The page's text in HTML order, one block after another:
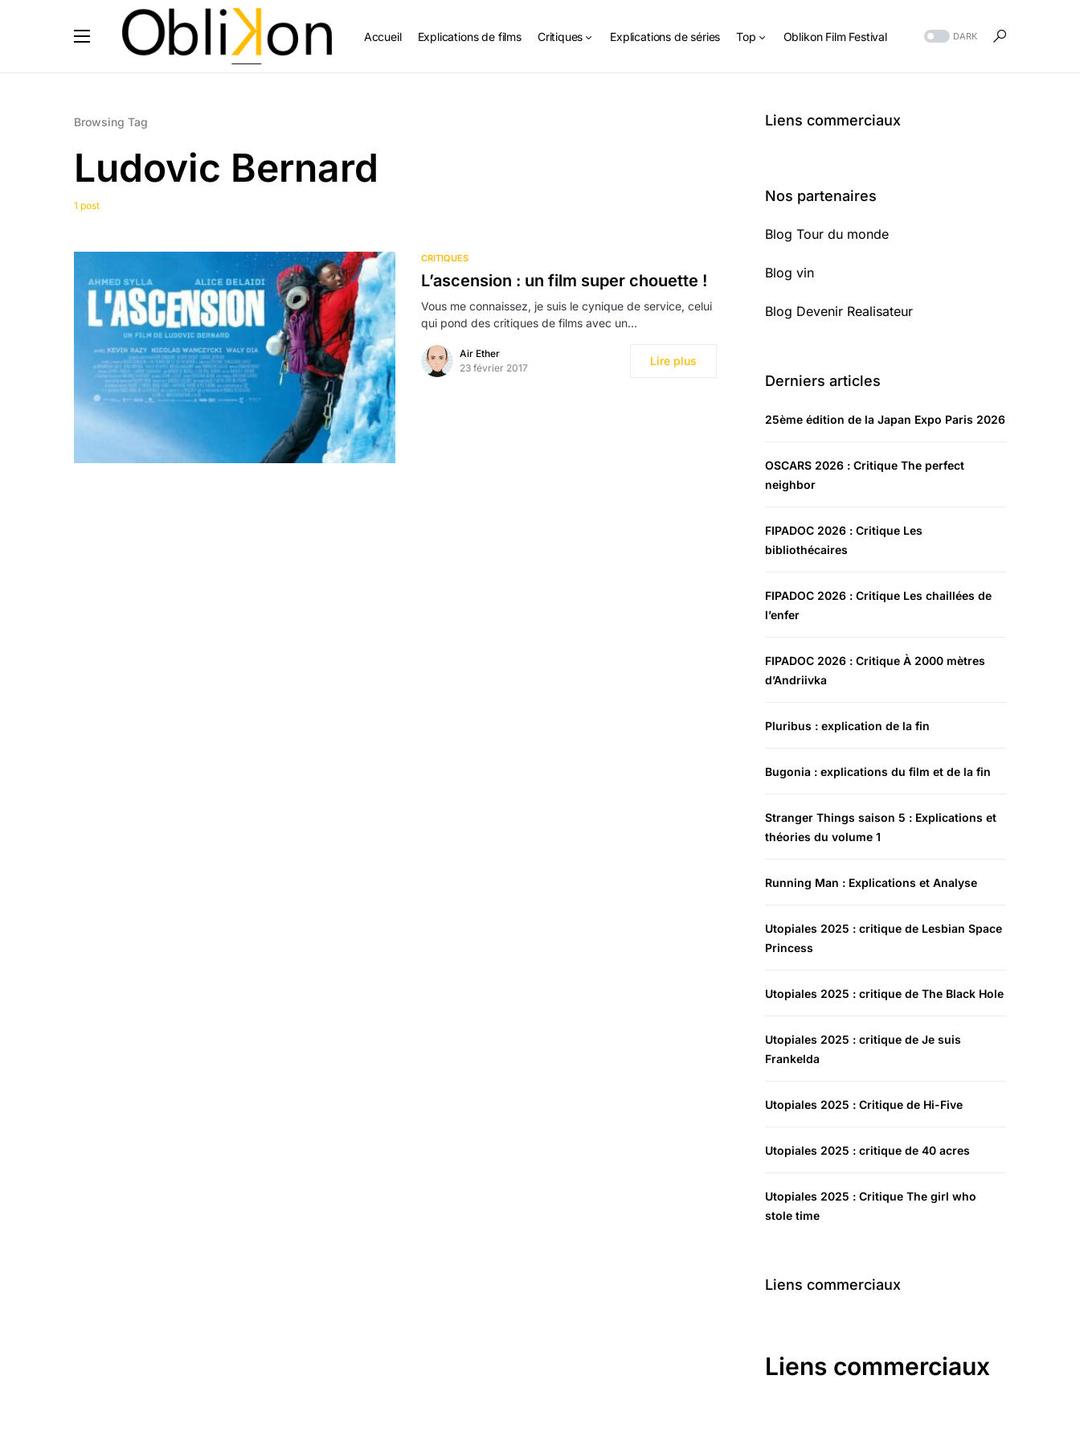
Accueil Explications de films Critiques Explications de séries Top Oblikon Film Festival DARK
Browsing Tag
Ludovic Bernard
1 post
CRITIQUES
L’ascension : un film super chouette !
Vous me connaissez, je suis le cynique de service, celui
qui pond des critiques de films avec un…
Air Ether
23 février 2017
Lire plus
Liens commerciaux
Nos partenaires
Blog Tour du monde
Blog vin
Blog Devenir Realisateur
Derniers articles
25ème édition de la Japan Expo Paris 2026
OSCARS 2026 : Critique The perfect
neighbor
FIPADOC 2026 : Critique Les
bibliothécaires
FIPADOC 2026 : Critique Les chaillées de
l’enfer
FIPADOC 2026 : Critique À 2000 mètres
d’Andriivka
Pluribus : explication de la fin
Bugonia : explications du film et de la fin
Stranger Things saison 5 : Explications et
théories du volume 1
Running Man : Explications et Analyse
Utopiales 2025 : critique de Lesbian Space
Princess
Utopiales 2025 : critique de The Black Hole
Utopiales 2025 : critique de Je suis
Frankelda
Utopiales 2025 : Critique de Hi-Five
Utopiales 2025 : critique de 40 acres
Utopiales 2025 : Critique The girl who
stole time
Liens commerciaux
Liens commerciaux